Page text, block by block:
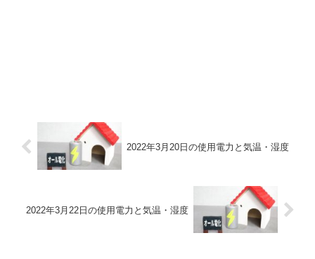
2022年3月20日の使用電力と気温・湿度
2022年3月22日の使用電力と気温・湿度